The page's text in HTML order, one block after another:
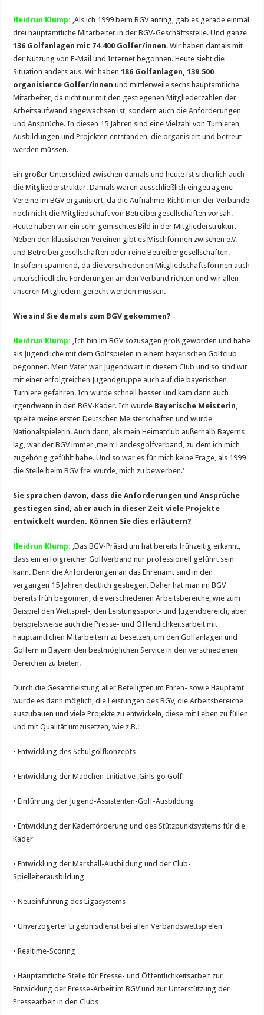
Heidrun Klump: ‚Als ich 1999 beim BGV anfing, gab es gerade einmal
drei hauptamtliche Mitarbeiter in der BGV-Geschäftsstelle. Und ganze
136 Golfanlagen mit 74.400 Golfer/innen. Wir haben damals mit
der Nutzung von E-Mail und Internet begonnen. Heute sieht die
Situation anders aus. Wir haben186 Golfanlagen, 139.500
organisierte Golfer/innen und mittlerweile sechs hauptamtliche
Mitarbeiter, da nicht nur mit den gestiegenen Mitgliederzahlen der
Arbeitsaufwand angewachsen ist, sondern auch die Anforderungen
und Ansprüche. In diesen 15 Jahren sind eine Vielzahl von Turnieren,
Ausbildungen und Projekten entstanden, die organisiert und betreut
werden müssen.
Ein großer Unterschied zwischen damals und heute ist sicherlich auch
die Mitgliederstruktur. Damals waren ausschließlich eingetragene
Vereine im BGV organisiert, da die Aufnahme-Richtlinien der Verbände
noch nicht die Mitgliedschaft von Betreibergesellschaften vorsah.
Heute haben wir ein sehr gemischtes Bild in der Mitgliederstruktur.
Neben den klassischen Vereinen gibt es Mischformen zwischen e.V.
und Betreibergesellschaften oder reine Betreibergesellschaften.
Insofern spannend, da die verschiedenen Mitgliedschaftsformen auch
unterschiedliche Forderungen an den Verband richten und wir allen
unseren Mitgliedern gerecht werden müssen.
Wie sind Sie damals zum BGV gekommen?
Heidrun Klump: ‚Ich bin im BGV sozusagen groß geworden und habe
als Jugendliche mit dem Golfspielen in einem bayerischen Golfclub
begonnen. Mein Vater war Jugendwart in diesem Club und so sind wir
mit einer erfolgreichen Jugendgruppe auch auf die bayerischen
Turniere gefahren. Ich wurde schnell besser und kam dann auch
irgendwann in den BGV-Kader. Ich wurde Bayerische Meisterin
spielte meine ersten Deutschen Meisterschaften und wurde
Nationalspielerin. Auch dann, als mein Heimatclub außerhalb Bayerns
lag, war der BGV immer ‚mein‘ Landesgolfverband, zu dem ich mich
zugehörig gefühlt habe. Und so war es für mich keine Frage, als 1999
die Stelle beim BGV frei wurde, mich zu bewerben.‘
Sie sprachen davon, dass die Anforderungen und Ansprüche
gestiegen sind, aber auch in dieser Zeit viele Projekte
entwickelt wurden. Können Sie dies erläutern?
Heidrun Klump: ‚Das BGV-Präsidium hat bereits frühzeitig erkannt,
dass ein erfolgreicher Golfverband nur professionell geführt sein
kann. Denn die Anforderungen an das Ehrenamt sind in den
vergangen 15 Jahren deutlich gestiegen. Daher hat man im BGV
bereits früh begonnen, die verschiedenen Arbeitsbereiche, wie zum
Beispiel den Wettspiel-, den Leistungssport- und Jugendbereich, aber
beispielsweise auch die Presse- und Öffentlichkeitsarbeit mit
hauptamtlichen Mitarbeitern zu besetzen, um den Golfanlagen und
Golfern in Bayern den bestmöglichen Service in den verschiedenen
Bereichen zu bieten.
Durch die Gesamtleistung aller Beteiligten im Ehren- sowie Hauptamt
wurde es dann möglich, die Leistungen des BGV, die Arbeitsbereiche
auszubauen und viele Projekte zu entwickeln, diese mit Leben zu füllen
und mit Qualität umzusetzen, wie z.B.:
• Entwicklung des Schulgolfkonzepts
• Entwicklung der Mädchen-Initiative ‚Girls go Golf‘
• Einführung der Jugend-Assistenten-Golf-Ausbildung
• Entwicklung der Kaderförderung und des Stützpunktsystems für die
Kader
• Entwicklung der Marshall-Ausbildung und der Club-
Spielleiterausbildung
• Neueinführung des Ligasystems
• Unverzögerter Ergebnisdienst bei allen Verbandswettspielen
• Realtime-Scoring
• Hauptamtliche Stelle für Presse- und Öffentlichkeitsarbeit zur
Entwicklung der Presse-Arbeit im BGV und zur Unterstützung der
Pressearbeit in den Clubs